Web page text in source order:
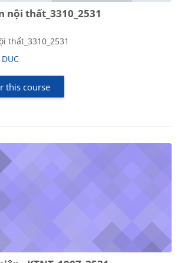
nội thất_3310_2531
thất_3310_2531
this course